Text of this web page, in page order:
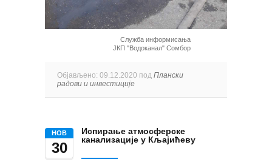
Служба информисања
ЈКП "Водоканал" Сомбор
Објављено: 09.12.2020 под Плански
радови и инвестиције
НОВ
30
Испирање атмосферске
канализације у Кљајићеву